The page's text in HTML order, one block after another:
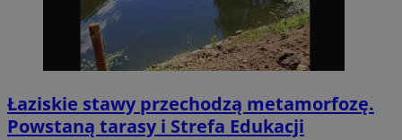
Łaziskie stawy przechodzą metamorfozę.
Powstaną tarasy i Strefa Edukacji